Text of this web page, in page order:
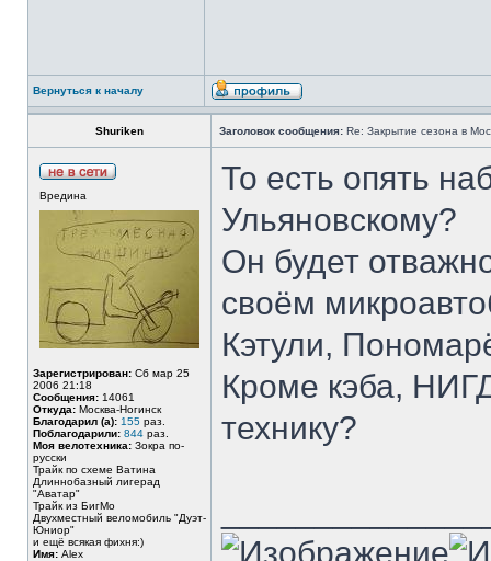
Вернуться к началу
Shuriken Заголовок сообщения: Re: Закрытие сезона в
Вредина
Зарегистрирован: Сб мар 25
2006 21:18
Сообщения: 14061
Откуда: Москва-Ногинск
Благодарил (а): 155 раз.
Поблагодарили: 844 раз.
Моя велотехника: Зокра по-
русски
Трайк по схеме Ватина
Длиннобазный лигерад
"Аватар"
Трайк из БигМо
Двухместный веломобиль "Дуэт-
Юниор"
и ещё всякая фихня:)
Имя: Alex
То есть опять
Ульяновскому?
Он будет
своём
Кэтули,
Кроме кэба,
технику?